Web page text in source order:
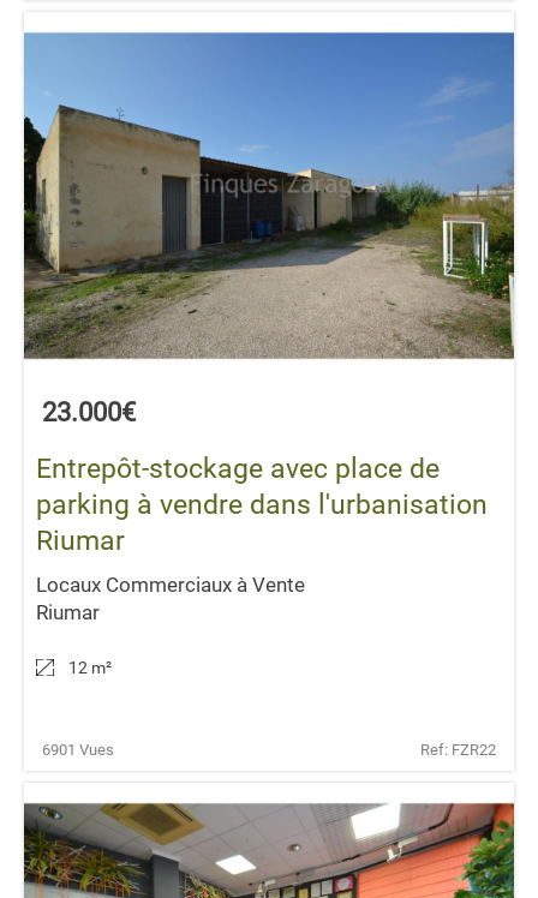
23.000€
Entrepôt-stockage avec place de
parking à vendre dans l'urbanisation
Riumar
Locaux Commerciaux à Vente
Riumar
12 m²
6901 Vues Ref: FZR22